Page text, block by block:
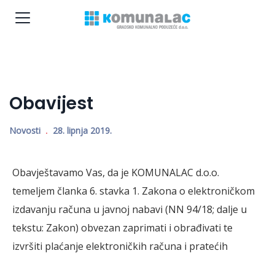
Obavijest
Novosti 28. lipnja 2019.
Obavještavamo Vas, da je KOMUNALAC d.o.o.
temeljem članka 6. stavka 1. Zakona o elektroničkom
izdavanju računa u javnoj nabavi (NN 94/18; dalje u
tekstu: Zakon) obvezan zaprimati i obrađivati te
izvršiti plaćanje elektroničkih računa i pratećih